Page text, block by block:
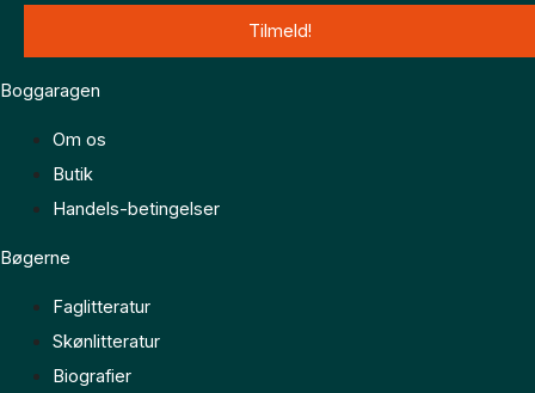
Boggaragen
Om os
Butik
Handels-betingelser
Bøgerne
Faglitteratur
Skønlitteratur
Biografier